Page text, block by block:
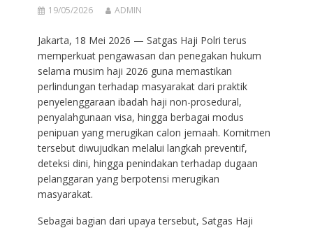
19/05/2026 ADMIN
Jakarta, 18 Mei 2026 — Satgas Haji Polri terus
memperkuat pengawasan dan penegakan hukum
selama musim haji 2026 guna memastikan
perlindungan terhadap masyarakat dari praktik
penyelenggaraan ibadah haji non-prosedural,
penyalahgunaan visa, hingga berbagai modus
penipuan yang merugikan calon jemaah. Komitmen
tersebut diwujudkan melalui langkah preventif,
deteksi dini, hingga penindakan terhadap dugaan
pelanggaran yang berpotensi merugikan
masyarakat.
Sebagai bagian dari upaya tersebut, Satgas Haji